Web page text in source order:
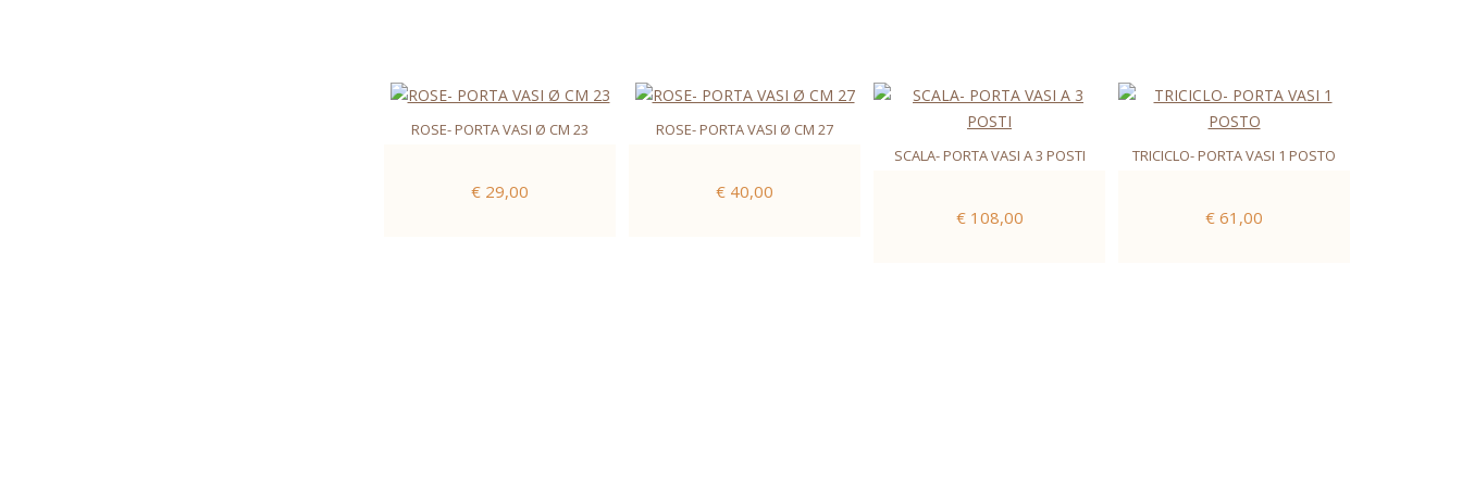
ROSE- PORTA VASI Ø CM 23
€ 29,00
ROSE- PORTA VASI Ø CM 27
€ 40,00
SCALA- PORTA VASI A 3 POSTI
€ 108,00
TRICICLO- PORTA VASI 1 POSTO
€ 61,00